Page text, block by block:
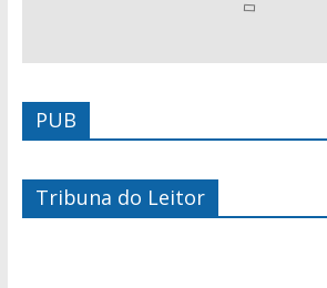
PUB
Tribuna do Leitor